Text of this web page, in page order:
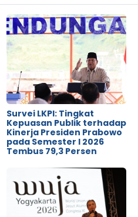
Survei LKPI: Tingkat
Kepuasan Publik terhadap
Kinerja Presiden Prabowo
pada Semester I 2026
Tembus 79,3 Persen